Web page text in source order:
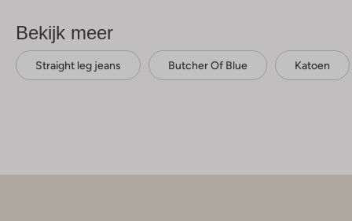
Bekijk meer
Straight leg jeans Butcher Of Blue Katoen